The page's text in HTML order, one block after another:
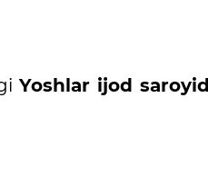
Yoshlar ijod